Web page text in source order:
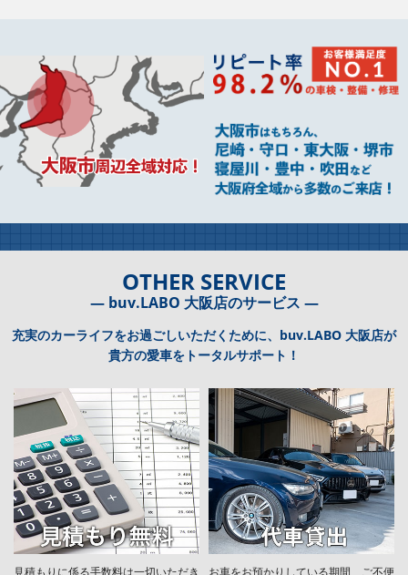
OTHER SERVICE
― buv.LABO 大阪店のサービス ―
充実のカーライフをお過ごしいただくために、buv.LABO 大阪店が
貴方の愛車をトータルサポート！
見積もりに係る手数料は一切いただき お車をお預かりしている期間、ご不便